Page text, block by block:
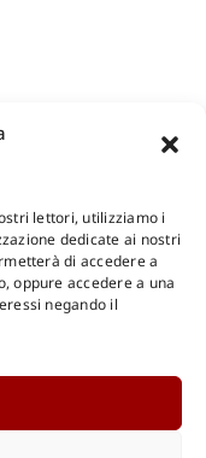
lettori, utilizziamo i
dedicate ai nostri
di accedere a
oppure accedere a una
negando il
e anche Rateali
Online